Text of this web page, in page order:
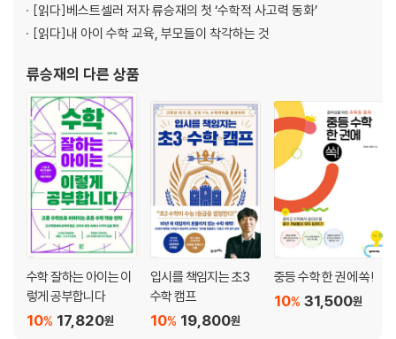
수학 감옥 벽돌의 비밀
[읽다]베스트셀러 저자 류승재의 첫 ‘수학적 사고력 동화’
[읽다]내 아이 수학 교육, 부모들이 착각하는 것
류승재의 다른 상품
수학 잘하는 아이는 이
렇게 공부합니다
17,820원
10%
입시를 책임지는 초3
수학 캠프
19,800원
10%
중등 수학 한 권에 쏙!
31,500원
10%